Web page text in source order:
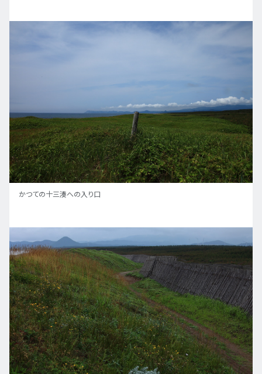
かつての十三湊への入り口